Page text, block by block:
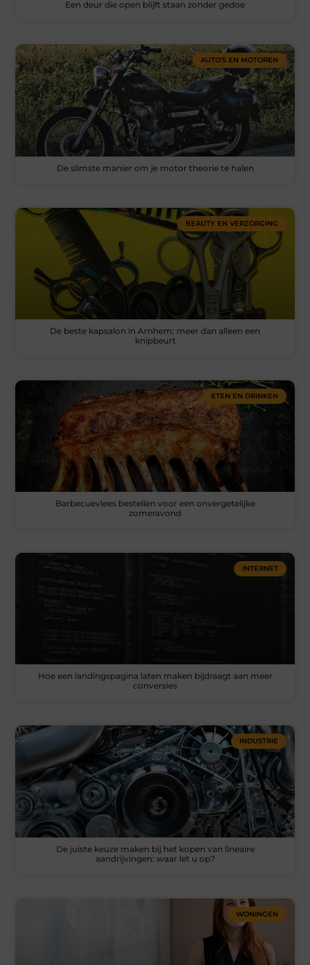
Een deur die open blijft staan zonder gedoe
AUTO’S EN MOTOREN
De slimste manier om je motor theorie te halen
BEAUTY EN VERZORGING
De beste kapsalon in Arnhem: meer dan alleen een
knipbeurt
ETEN EN DRINKEN
Barbecuevlees bestellen voor een onvergetelijke
zomeravond
INTERNET
Hoe een landingspagina laten maken bijdraagt aan meer
conversies
INDUSTRIE
De juiste keuze maken bij het kopen van lineaire
aandrijvingen: waar let u op?
WONINGEN